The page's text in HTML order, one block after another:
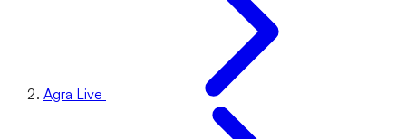
Agra Live